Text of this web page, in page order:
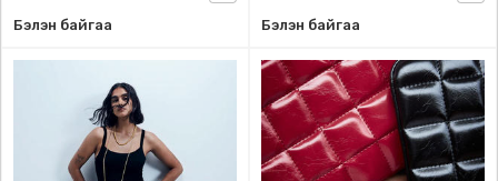
Бэлэн байгаа Бэлэн байгаа